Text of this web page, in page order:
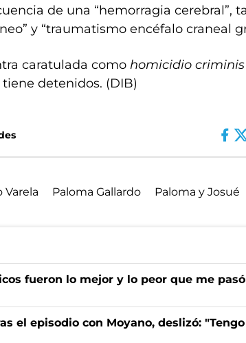
de una “hemorragia cerebral”,
y “traumatismo encéfalo craneal
caratulada como homicidio
detenidos. (DIB)
Varela Paloma Gallardo Paloma y Josué
fueron lo mejor y lo peor que me
el episodio con Moyano, deslizó: